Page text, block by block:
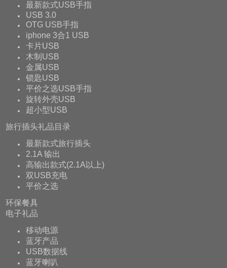
最新款式USB手指
USB 3.0
OTG USB手指
iphone 3合1 USB
卡片USB
木制USB
金属USB
锁匙USB
平价之选USB手指
旋转外壳USB
超小型USB
旅行插头礼品目录
最新款式旅行插头
2.1A 输出
高输出款式(2.1A以上)
双USB充电
平价之选
环保餐具
电子礼品
移动电源
蓝牙产品
USB数据线
蓝牙喇叭